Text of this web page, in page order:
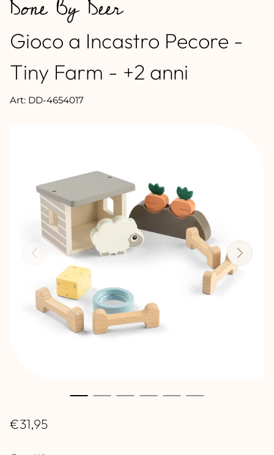
Done By Deer
Gioco a Incastro Pecore -
Tiny Farm - +2 anni
Art: DD-4654017
P
€31,95